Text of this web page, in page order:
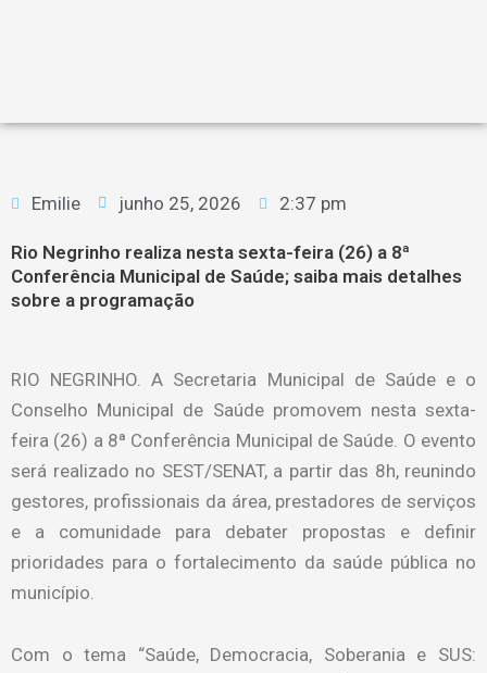
Emilie junho 25, 2026 2:37 pm
Rio Negrinho realiza nesta sexta-feira (26) a 8ª
Conferência Municipal de Saúde; saiba mais detalhes
sobre a programação
RIO NEGRINHO. A Secretaria Municipal de Saúde e o
Conselho Municipal de Saúde promovem nesta sexta-
feira (26) a 8ª Conferência Municipal de Saúde. O evento
será realizado no SEST/SENAT, a partir das 8h, reunindo
gestores, profissionais da área, prestadores de serviços
e a comunidade para debater propostas e definir
prioridades para o fortalecimento da saúde pública no
município.
Com o tema “Saúde, Democracia, Soberania e SUS: